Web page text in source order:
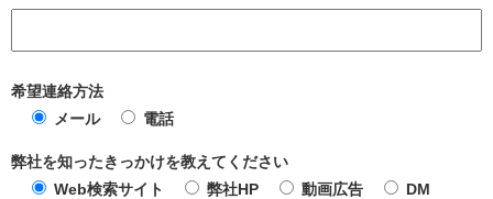
希望連絡方法
メール
電話
弊社を知ったきっかけを教えてください
Web検索サイト
弊社HP 動画広告
DM